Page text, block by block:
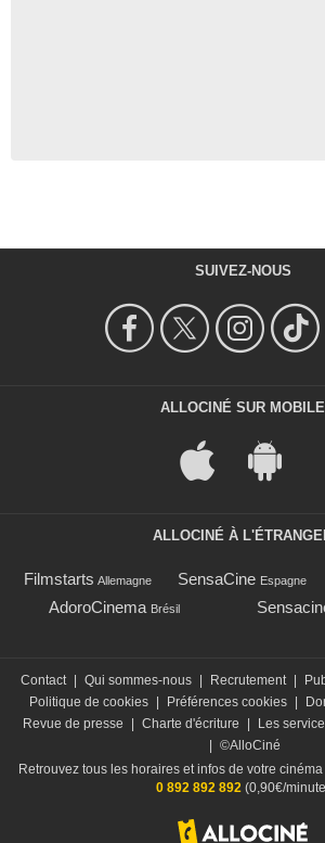
SUIVEZ-NOUS
ALLOCINÉ SUR MOBILE
ALLOCINÉ À
Filmstarts Allemagne SensaCine Espagne
AdoroCinema Brésil
Contact Qui sommes-nous Recrutement
Politique de cookies
Préférences cookies
Revue de presse
Charte d'écriture Les
©AlloCiné
Retrouvez tous les horaires et infos de votre
0 892 892 892(0,90€/